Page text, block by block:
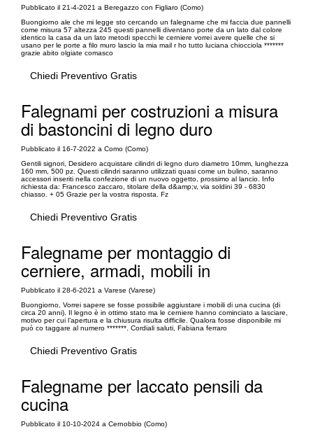
Pubblicato il 21-4-2021 a Beregazzo con Figliaro (Como)
Buongiorno ale che mi legge sto cercando un falegname che mi faccia due pannelli
come misura 57 altezza 245 questi pannelli diventano porte da un lato dal colore
identico la casa da un lato metodi specchi le cerniere vorrei avere quelle che si
usano per le porte a filo muro lascio la mia mail r ho tutto luciana chiocciola *******
grazie abito olgiate comasco
Chiedi Preventivo Gratis
Falegnami per costruzioni a misura
di bastoncini di legno duro
Pubblicato il 16-7-2022 a Como (Como)
Gentili signori, Desidero acquistare cilindri di legno duro diametro 10mm, lunghezza
160 mm, 500 pz. Questi cilindri saranno utilizzati quasi come un bulino, saranno
accessori inseriti nella confezione di un nuovo oggetto, prossimo al lancio. Info
richiesta da: Francesco zaccaro, titolare della d&amp;v, via soldini 39 - 6830
chiasso. + 05 Grazie per la vostra risposta. Fz
Chiedi Preventivo Gratis
Falegname per montaggio di
cerniere, armadi, mobili in
Pubblicato il 28-6-2021 a Varese (Varese)
Buongiorno, Vorrei sapere se fosse possibile aggiustare i mobili di una cucina (di
circa 20 anni). Il legno è in ottimo stato ma le cerniere hanno cominciato a lasciare,
motivo per cui l’apertura e la chiusura risulta difficile. Qualora fosse disponibile mi
può co taggare al numero *******. Cordiali saluti, Fabiana ferraro
Chiedi Preventivo Gratis
Falegname per laccato pensili da
cucina
Pubblicato il 10-10-2024 a Cernobbio (Como)